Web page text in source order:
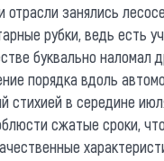
отрасли занялись
рубки, ведь есть
буквально наломал
порядка вдоль
стихией в середине
сжатые сроки,